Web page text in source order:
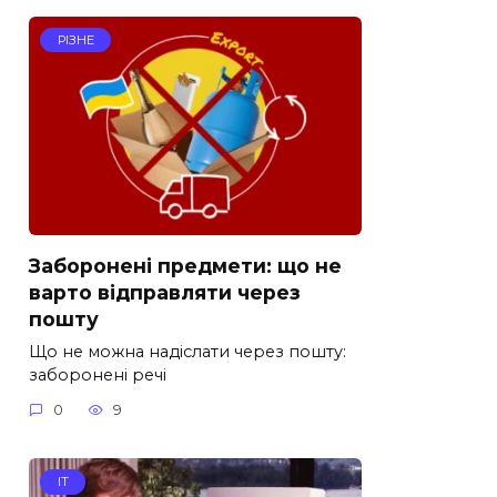
РІЗНЕ
Заборонені предмети: що не
варто відправляти через
пошту
Що не можна надіслати через пошту:
заборонені речі
0 9
IT